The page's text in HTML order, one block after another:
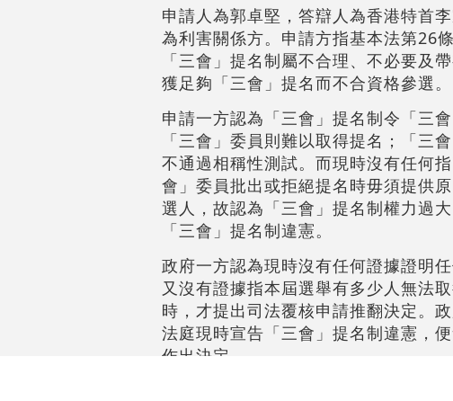
申請人為郭卓堅，答辯人為香港特首
為利害關係方。申請方指基本法第26
「三會」提名制屬不合理、不必要及
獲足夠「三會」提名而不合資格參選。
申請一方認為「三會」提名制令「三
「三會」委員則難以取得提名；「三
不通過相稱性測試。而現時沒有任何
會」委員批出或拒絕提名時毋須提供
選人，故認為「三會」提名制權力過
「三會」提名制違憲。
政府一方認為現時沒有任何證據證明
又沒有證據指本屆選舉有多少人無法
時，才提出司法覆核申請推翻決定。
法庭現時宣告「三會」提名制違憲，
作出決定。